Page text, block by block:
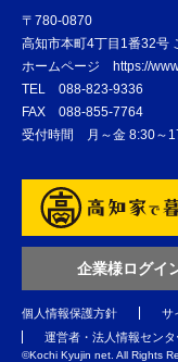
〒780-0870
高知市本町4丁目1番32号
ホームページ https://
TEL 088-823-9336
FAX 088-855-7764
受付時間 月～金 8:30～
企業様ログイ
個人情報保護方針
サ
運営者・法人情報セン
©️Kochi Kyujin net. All Rights